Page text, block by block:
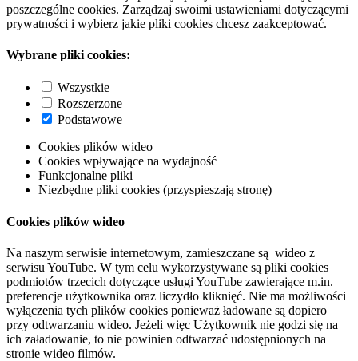
poszczególne cookies. Zarządzaj swoimi ustawieniami dotyczącymi
prywatności i wybierz jakie pliki cookies chcesz zaakceptować.
Wybrane pliki cookies:
Wszystkie
Rozszerzone
Podstawowe
Cookies plików wideo
Cookies wpływające na wydajność
Funkcjonalne pliki
Niezbędne pliki cookies (przyspieszają stronę)
Cookies plików wideo
Na naszym serwisie internetowym, zamieszczane są wideo z
serwisu YouTube. W tym celu wykorzystywane są pliki cookies
podmiotów trzecich dotyczące usługi YouTube zawierające m.in.
preferencje użytkownika oraz liczydło kliknięć. Nie ma możliwości
wyłączenia tych plików cookies ponieważ ładowane są dopiero
przy odtwarzaniu wideo. Jeżeli więc Użytkownik nie godzi się na
ich załadowanie, to nie powinien odtwarzać udostępnionych na
stronie wideo filmów.